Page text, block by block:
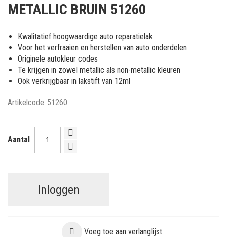
van
afbeeldingen-
gallerij
METALLIC BRUIN 51260
Kwalitatief hoogwaardige auto reparatielak
Voor het verfraaien en herstellen van auto onderdelen
Originele autokleur codes
Te krijgen in zowel metallic als non-metallic kleuren
Ook verkrijgbaar in lakstift van 12ml
Artikelcode 51260
Aantal
Inloggen
Voeg toe aan verlanglijst